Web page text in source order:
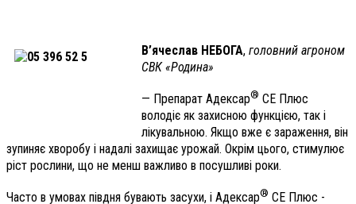
В’ячеслав НЕБОГА, головний агроном
СВК «Родина»
— Препарат Адексар® СЕ Плюс
володіє як захисною функцією, так і
лікувальною. Якщо вже є зараження, він
зупиняє хворобу і надалі захищає урожай. Окрім цього, стимулює
ріст рослини, що не менш важливо в посушливі роки.
Часто в умовах півдня бувають засухи, і Адексар® СЕ Плюс ­